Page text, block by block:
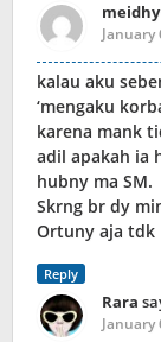
January
kalau aku
‘mengaku
karena mank
adil apakah ia
hubny ma SM.
Skrng br dy
Ortuny aja tdk
Reply
Rara
January